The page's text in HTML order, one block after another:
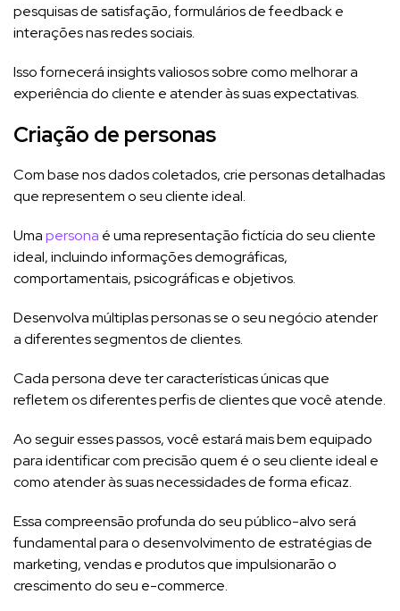
pesquisas de satisfação, formulários de feedback e
interações nas redes sociais.
Isso fornecerá insights valiosos sobre como melhorar a
experiência do cliente e atender às suas expectativas.
Criação de personas
Com base nos dados coletados, crie personas detalhadas
que representem o seu cliente ideal.
Umapersona é uma representação fictícia do seu cliente
ideal, incluindo informações demográficas,
comportamentais, psicográficas e objetivos.
Desenvolva múltiplas personas se o seu negócio atender
a diferentes segmentos de clientes.
Cada persona deve ter características únicas que
refletem os diferentes perfis de clientes que você atende.
Ao seguir esses passos, você estará mais bem equipado
para identificar com precisão quem é o seu cliente ideal e
como atender às suas necessidades de forma eficaz.
Essa compreensão profunda do seu público-alvo será
fundamental para o desenvolvimento de estratégias de
marketing, vendas e produtos que impulsionarão o
crescimento do seu e-commerce.